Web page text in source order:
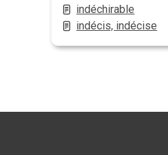
indéchirable
indécis, indécise